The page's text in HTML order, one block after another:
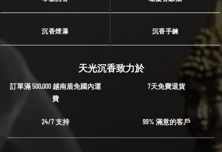
沉香煙瀑 沉香手鍊
天光沉香致力於
訂單滿 500,000 越南盾免國內運
費
7天免費退貨
24/7 支持 99% 滿意的客戶